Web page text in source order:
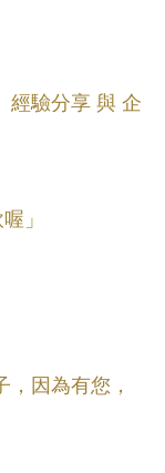
經驗分享 與 企
」
因為有您，